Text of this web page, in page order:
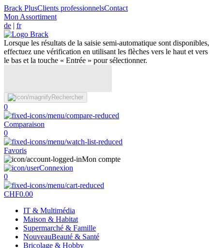
Brack PlusClients professionnelsContact
Mon Assortiment
de | fr
Lorsque les résultats de la saisie semi-automatique sont disponibles,
effectuez une vérification en utilisant les flèches vers le haut et vers
le bas et la touche « Entrée » pour sélectionner.
Rechercher
0
Comparaison
0
Favoris
Mon compte
Connexion
0
CHF0.00
IT & Multimédia
Maison & Habitat
Supermarché & Famille
NouveauBeauté & Santé
Bricolage & Hobby